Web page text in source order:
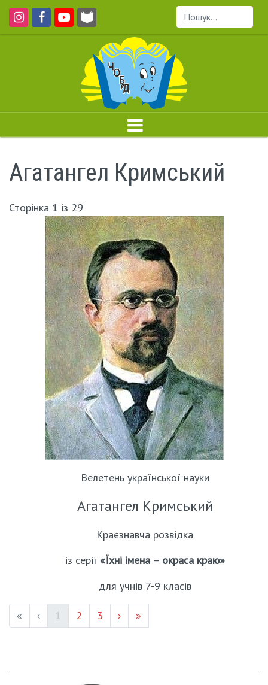
Пошук...
Агатангел Кримський
Сторінка 1 із 29
Велетень української науки
Агатангел Кримський
Краєзнавча розвідка
із серії «Їхні імена – окраса краю»
для учнів 7-9 класів
« ‹ (current)
1 Page #
2 Page #
3 › »